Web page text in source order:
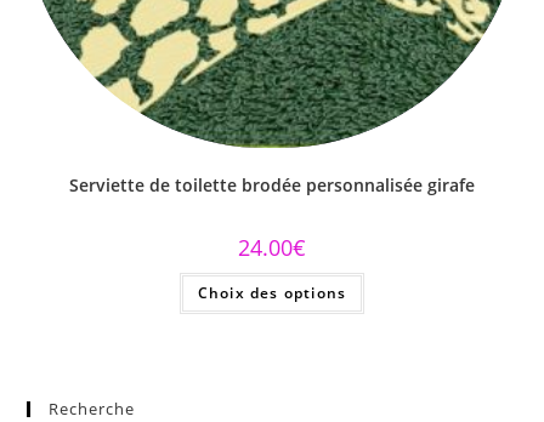
Serviette de toilette brodée personnalisée girafe
24.00€
Choix des options
Recherche